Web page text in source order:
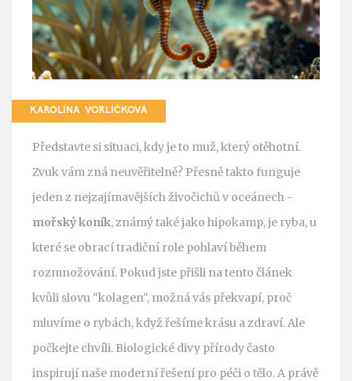
KAROLÍNA VORLÍČKOVÁ
Představte si situaci, kdy je to muž, který otěhotní.
Zvuk vám zná neuvěřitelně? Přesně takto funguje
jeden z nejzajímavějších živočichů v oceánech -
mořský koník, známý také jako hipokamp, je ryba, u
které se obrací tradiční role pohlaví během
rozmnožování. Pokud jste přišli na tento článek
kvůli slovu "kolagen", možná vás překvapí, proč
mluvíme o rybách, když řešíme krásu a zdraví. Ale
počkejte chvíli. Biologické divy přírody často
inspirují naše moderní řešení pro péči o tělo. A právě